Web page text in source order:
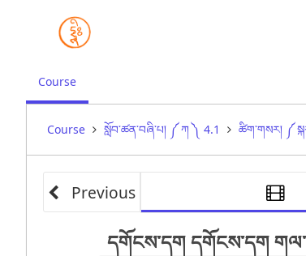
Course,
current
Course
སློབ་ཚན་བཞི་པ། ༼ ཀ ༽ 4.1 ཚིག་གསར། ༼
Previous
དགོངས་དག དགོངས་དག